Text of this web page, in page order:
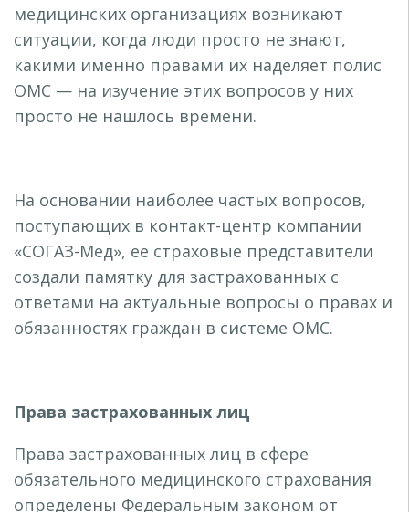
медицинских организациях возникают
ситуации, когда люди просто не знают,
какими именно правами их наделяет полис
ОМС — на изучение этих вопросов у них
просто не нашлось времени.
На основании наиболее частых вопросов,
поступающих в контакт-центр компании
«СОГАЗ-Мед», ее страховые представители
создали памятку для застрахованных с
ответами на актуальные вопросы о правах и
обязанностях граждан в системе ОМС.
Права застрахованных лиц
Права застрахованных лиц в сфере
обязательного медицинского страхования
определены Федеральным законом от